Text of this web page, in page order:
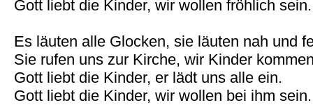
Gott liebt die Kinder, wir wollen fröhlich sein.
Es läuten alle Glocken, sie läuten nah und
Sie rufen uns zur Kirche, wir Kinder
Gott liebt die Kinder, er lädt uns alle ein.
Gott liebt die Kinder, wir wollen bei ihm sein.